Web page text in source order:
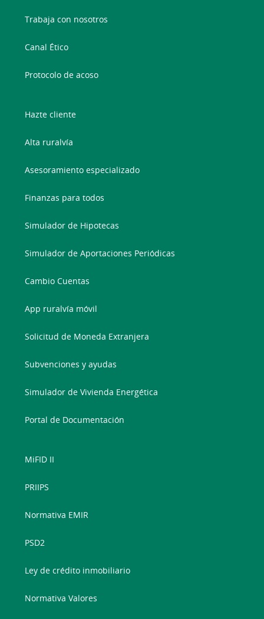
Trabaja con nosotros
Canal Ético
Protocolo de acoso
Hazte cliente
Alta ruralvía
Asesoramiento especializado
Finanzas para todos
Simulador de Hipotecas
Simulador de Aportaciones Periódicas
Cambio Cuentas
App ruralvía móvil
Solicitud de Moneda Extranjera
Subvenciones y ayudas
Simulador de Vivienda Energética
Portal de Documentación
MiFID II
PRIIPS
Normativa EMIR
PSD2
Ley de crédito inmobiliario
Normativa Valores